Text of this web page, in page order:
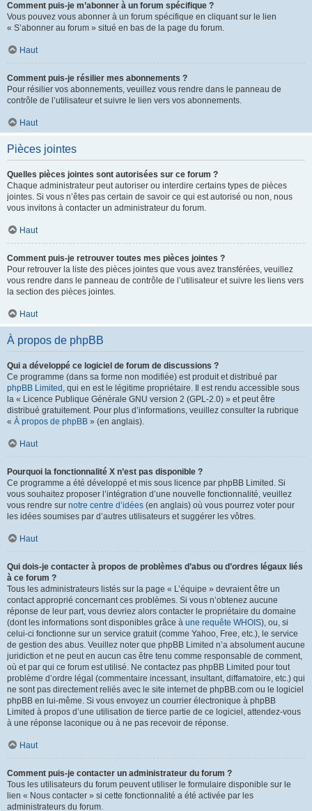
Comment puis-je m’abonner à un forum spécifique ?
Vous pouvez vous abonner à un forum spécifique en cliquant sur le lien
« S’abonner au forum » situé en bas de la page du forum.
Haut
Comment puis-je résilier mes abonnements ?
Pour résilier vos abonnements, veuillez vous rendre dans le panneau de
contrôle de l’utilisateur et suivre le lien vers vos abonnements.
Haut
Pièces jointes
Quelles pièces jointes sont autorisées sur ce forum ?
Chaque administrateur peut autoriser ou interdire certains types de pièces
jointes. Si vous n’êtes pas certain de savoir ce qui est autorisé ou non, nous
vous invitons à contacter un administrateur du forum.
Haut
Comment puis-je retrouver toutes mes pièces jointes ?
Pour retrouver la liste des pièces jointes que vous avez transférées, veuillez
vous rendre dans le panneau de contrôle de l’utilisateur et suivre les liens vers
la section des pièces jointes.
Haut
À propos de phpBB
Qui a développé ce logiciel de forum de discussions ?
Ce programme (dans sa forme non modifiée) est produit et distribué par
phpBB Limited , qui en est le légitime propriétaire. Il est rendu accessible sous
la « Licence Publique Générale GNU version 2 (GPL-2.0) » et peut être
distribué gratuitement. Pour plus d’informations, veuillez consulter la rubrique
« À propos de phpBB » (en anglais).
Haut
Pourquoi la fonctionnalité X n’est pas disponible ?
Ce programme a été développé et mis sous licence par phpBB Limited. Si
vous souhaitez proposer l’intégration d’une nouvelle fonctionnalité, veuillez
vous rendre sur notre centre d’idées (en anglais) où vous pourrez voter pour
les idées soumises par d’autres utilisateurs et suggérer les vôtres.
Haut
Qui dois-je contacter à propos de problèmes d’abus ou d’ordres légaux liés
à ce forum ?
Tous les administrateurs listés sur la page « L’équipe » devraient être un
contact approprié concernant ces problèmes. Si vous n’obtenez aucune
réponse de leur part, vous devriez alors contacter le propriétaire du domaine
(dont les informations sont disponibles grâce à une requête WHOIS), ou, si
celui-ci fonctionne sur un service gratuit (comme Yahoo, Free, etc.), le service
de gestion des abus. Veuillez noter que phpBB Limited n’a absolument aucune
juridiction et ne peut en aucun cas être tenu comme responsable de comment,
où et par qui ce forum est utilisé. Ne contactez pas phpBB Limited pour tout
problème d’ordre légal (commentaire incessant, insultant, diffamatoire, etc.) qui
ne sont pas directement reliés avec le site internet de phpBB.com ou le logiciel
phpBB en lui-même. Si vous envoyez un courrier électronique à phpBB
Limited à propos d’une utilisation de tierce partie de ce logiciel, attendez-vous
à une réponse laconique ou à ne pas recevoir de réponse.
Haut
Comment puis-je contacter un administrateur du forum ?
Tous les utilisateurs du forum peuvent utiliser le formulaire disponible sur le
lien « Nous contacter » si cette fonctionnalité a été activée par les
administrateurs du forum.